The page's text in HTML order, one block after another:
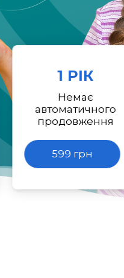
1 РІК
Немає
автоматичного
продовження
599 грн